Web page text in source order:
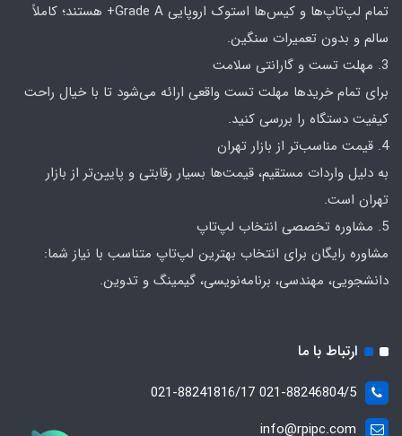
تمام لپ‌تاپ‌ها و کیس‌ها استوک اروپایی Grade A+ هستند؛ کاملاً
سالم و بدون تعمیرات سنگین.
3. مهلت تست و گارانتی سلامت
برای تمام خریدها مهلت تست واقعی ارائه می‌شود تا با خیال راحت
کیفیت دستگاه را بررسی کنید.
4. قیمت مناسب‌تر از بازار تهران
به دلیل واردات مستقیم، قیمت‌ها بسیار رقابتی و پایین‌تر از بازار
تهران است.
5. مشاوره تخصصی انتخاب لپ‌تاپ
مشاوره رایگان برای انتخاب بهترین لپ‌تاپ متناسب با نیاز شما:
دانشجویی، مهندسی، برنامه‌نویسی، گیمینگ و تدوین.
ارتباط با ما
021-88246804/5 021-88241816/17
info@rpipc.com